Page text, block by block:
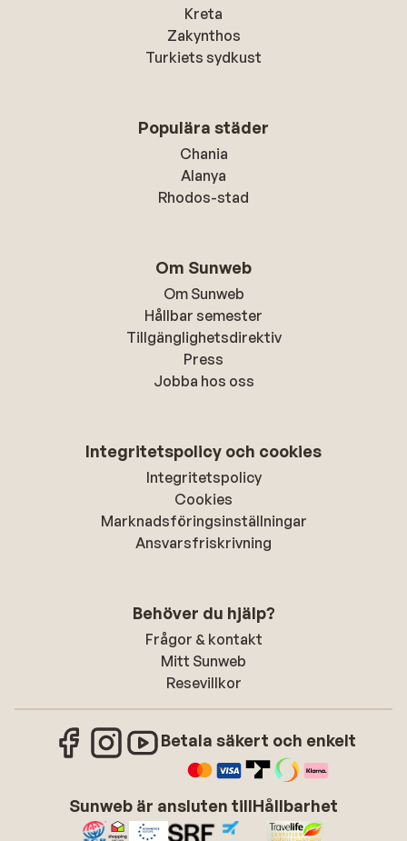
Kreta
Zakynthos
Turkiets sydkust
Populära städer
Chania
Alanya
Rhodos-stad
Om Sunweb
Om Sunweb
Hållbar semester
Tillgänglighetsdirektiv
Press
Jobba hos oss
Integritetspolicy och cookies
Integritetspolicy
Cookies
Marknadsföringsinställningar
Ansvarsfriskrivning
Behöver du hjälp?
Frågor & kontakt
Mitt Sunweb
Resevillkor
Betala säkert och enkelt
Sunweb är ansluten tillHållbarhet